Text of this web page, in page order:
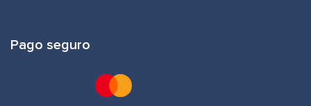
Pago seguro